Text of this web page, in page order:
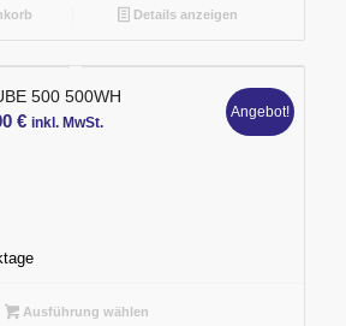
Details anzeigen
500 500WH
€Aktueller
inkl. MwSt.
Angebot!
Ausführung wählen